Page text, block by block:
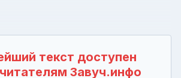
текст доступен
Завуч.инфо